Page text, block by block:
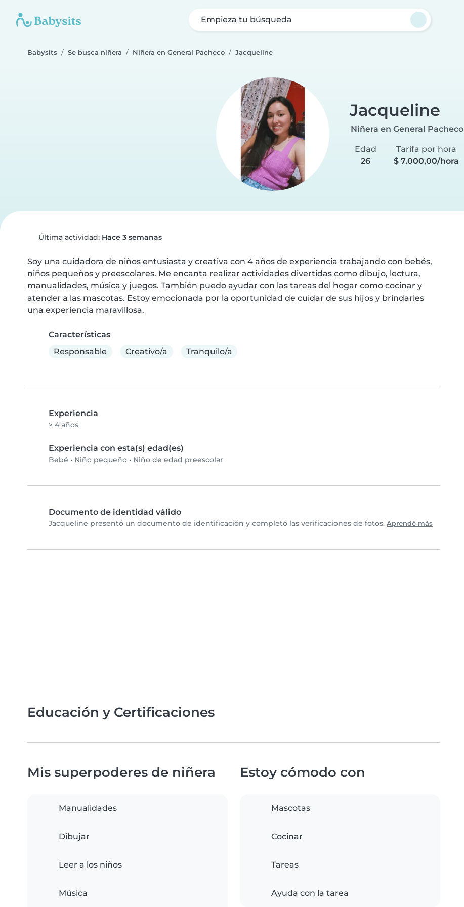
Empieza tu búsqueda
Babysits Se busca niñera Niñera en General Pacheco Jacqueline
Jacqueline
Niñera en General Pacheco
Edad
26
Tarifa por hora
$ 7.000,00/hora
Última actividad: Hace 3 semanas
Soy una cuidadora de niños entusiasta y creativa con 4 años de experiencia trabajando con bebés,
niños pequeños y preescolares. Me encanta realizar actividades divertidas como dibujo, lectura,
manualidades, música y juegos. También puedo ayudar con las tareas del hogar como cocinar y
atender a las mascotas. Estoy emocionada por la oportunidad de cuidar de sus hijos y brindarles
una experiencia maravillosa.
Características
Responsable
Creativo/a Tranquilo/a
Experiencia
> 4 años
Experiencia con esta(s) edad(es)
Bebé • Niño pequeño • Niño de edad preescolar
Documento de identidad válido
Jacqueline presentó un documento de identificación y completó las verificaciones de fotos. Aprendé más
Educación y Certificaciones
Mis superpoderes de niñera
Manualidades
Dibujar
Leer a los niños
Música
Estoy cómodo con
Mascotas
Cocinar
Tareas
Ayuda con la tarea